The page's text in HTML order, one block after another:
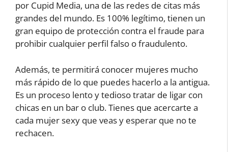
por Cupid Media, una de las redes de citas más
grandes del mundo. Es 100% legítimo, tienen un
gran equipo de protección contra el fraude para
prohibir cualquier perfil falso o fraudulento.
Además, te permitirá conocer mujeres mucho
más rápido de lo que puedes hacerlo a la antigua.
Es un proceso lento y tedioso tratar de ligar con
chicas en un bar o club. Tienes que acercarte a
cada mujer sexy que veas y esperar que no te
rechacen.